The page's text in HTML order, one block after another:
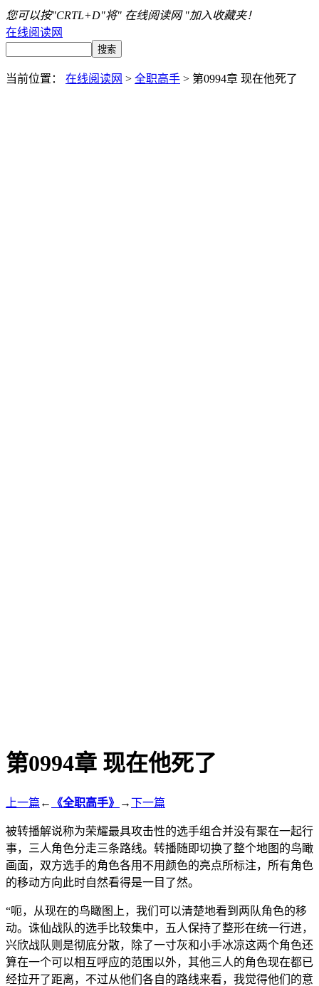
您可以按"CRTL+D"将" 在线阅读网 "加入收藏夹！
在线阅读网
当前位置： 在线阅读网 > 全职高手 > 第0994章 现在他死了
第0994章 现在他死了
上一篇 ← 《全职高手》 →下一篇
被转播解说称为荣耀最具攻击性的选手组合并没有聚在一起行
事，三人角色分走三条路线。转播随即切换了整个地图的鸟瞰
画面，双方选手的角色各用不用颜色的亮点所标注，所有角色
的移动方向此时自然看得是一目了然。
“呃，从现在的鸟瞰图上，我们可以清楚地看到两队角色的移
动。诛仙战队的选手比较集中，五人保持了整形在统一行进，
兴欣战队则是彻底分散，除了一寸灰和小手冰凉这两个角色还
算在一个可以相互呼应的范围以外，其他三人的角色现在都已
经拉开了距离，不过从他们各自的路线来看，我觉得他们的意